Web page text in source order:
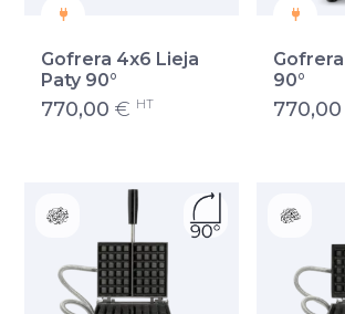
Gofrera 4x6 Lieja
Paty 90°
770,00 € HT
90°
770,00